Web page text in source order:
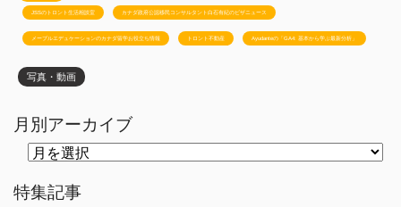
JSSのトロント生活相談室 カナダ政府公認移民コンサルタント白石有紀のビザニュース
メープルエデュケーションのカナダ留学お役立ち情報 トロント不動産 Ayudanteの「GA4: 基本から学ぶ最新分析」
写真・動画
月別アーカイブ
ー
カ
特集記事